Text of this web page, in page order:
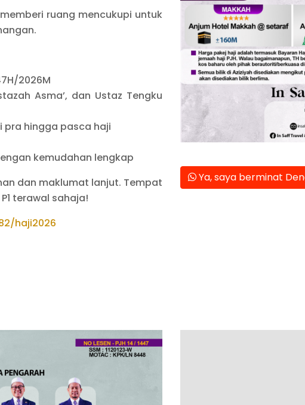
ruang mencukupi untuk
2026M
Asma’, dan Ustaz Tengku
pra hingga pasca haji
kemudahan lengkap
dan maklumat lanjut. Tempat
terawal sahaja!
haji2026
Ya, saya berminat